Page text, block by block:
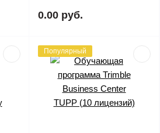
0.00 руб.
Популярный